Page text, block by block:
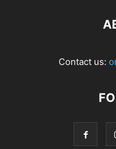
Contact us: